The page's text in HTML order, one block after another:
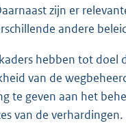
zijn er
andere
hebben tot doel
van de
te geven aan het
van de verhardingen.